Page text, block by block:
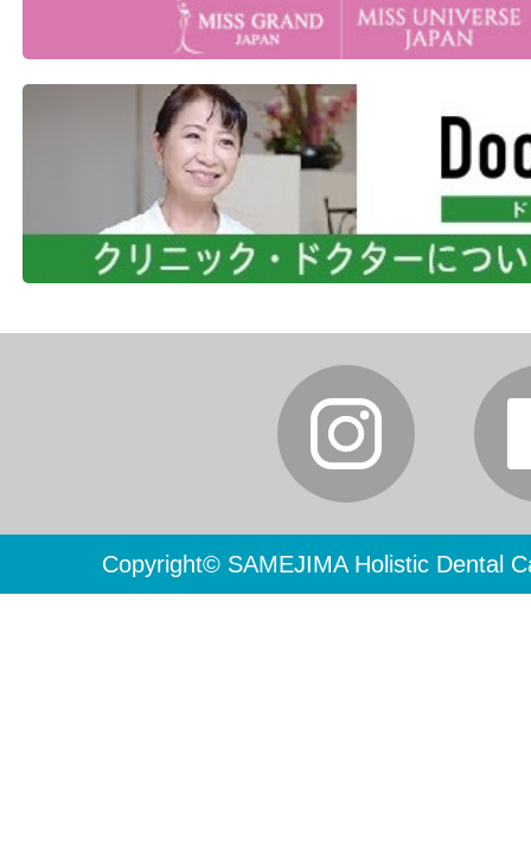
Copyright© SAMEJIMA Holistic Dental